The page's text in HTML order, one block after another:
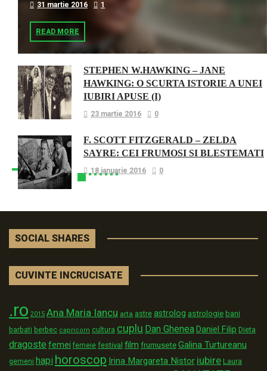
31 martie 2016 1
READ MORE
STEPHEN W.HAWKING – JANE
HAWKING: O SCURTA ISTORIE A UNEI
IUBIRI APUSE (I)
23 martie 2016 0
F. SCOTT FITZGERALD – ZELDA
SAYRE: CEI FRUMOSI SI BLESTEMATI
18 ianuarie 2016 0
SOCIAL SHARES
CUVINTE INCRUCISATE
.ro 2015 Ana Maria Iancu arta astre astrolog astrologie bani
barbati berbec capricorn cultura cuplu Dan GheneaDaniel Filip Dieta
dragoste femei femeie festival film frumusete Galina Turtureanu
gemeni hapi horoscop Irina Margareta Nistor iubire Laura